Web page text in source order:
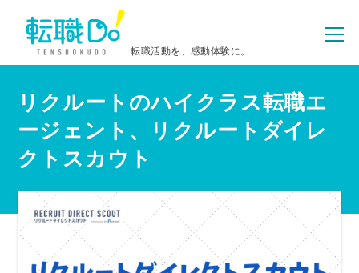
転職活動を、感動体験に。
リクルートのハイクラス転職エ
ージェント、リクルートダイレ
クトスカウト